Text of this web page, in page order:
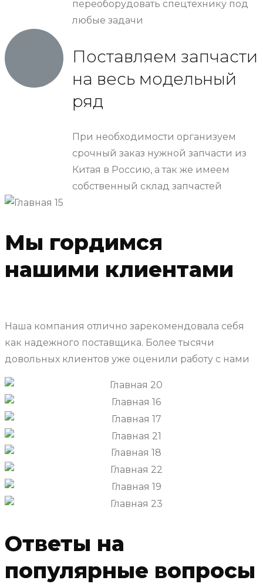
переоборудовать спецтехнику под
любые задачи
Поставляем запчасти
на весь модельный
ряд
При необходимости организуем
срочный заказ нужной запчасти из
Китая в Россию, а так же имеем
собственный склад запчастей
Мы гордимся
нашими клиентами
Наша компания отлично зарекомендовала себя
как надежного поставщика. Более тысячи
довольных клиентов уже оценили работу с нами
Ответы на
популярные вопросы